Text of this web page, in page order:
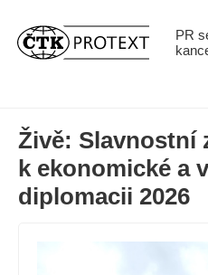
PR
Živě: Slavnostní
k ekonomické a
diplomacii 2026